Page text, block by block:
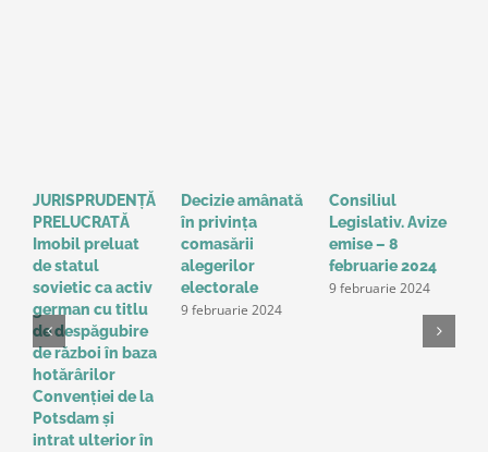
JURISPRUDENȚĂ
PRELUCRATĂ
Imobil preluat
de statul
sovietic ca activ
german cu titlu
de despăgubire
de război în baza
hotărârilor
Convenţiei de la
Potsdam și
intrat ulterior în
Decizie amânată
în privinţa
comasării
alegerilor
electorale
9 februarie 2024
Consiliul
Legislativ. Avize
emise – 8
februarie 2024
9 februarie 2024